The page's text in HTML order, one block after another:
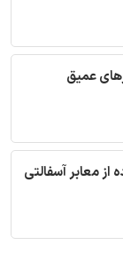
عمیق
از معابر آسفالتی